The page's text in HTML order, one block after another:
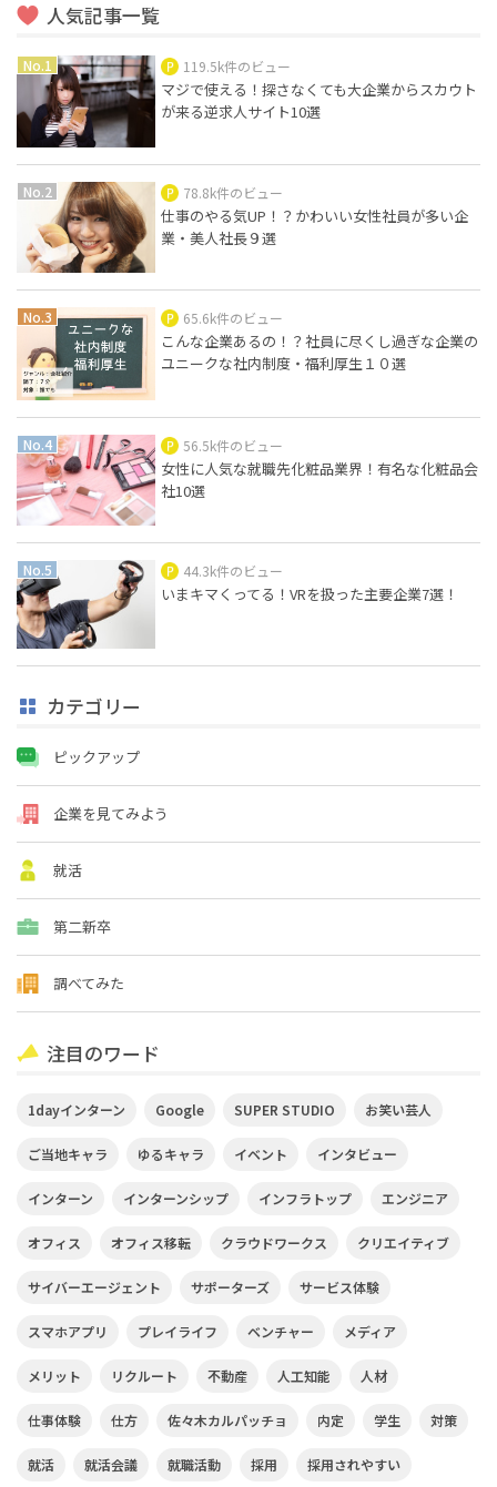
人気記事一覧
119.5k件のビュー
マジで使える！探さなくても大企業からスカウト
が来る逆求人サイト10選
78.8k件のビュー
仕事のやる気UP！？かわいい女性社員が多い企
業・美人社長９選
65.6k件のビュー
こんな企業あるの！？社員に尽くし過ぎな企業の
ユニークな社内制度・福利厚生１０選
56.5k件のビュー
女性に人気な就職先化粧品業界！有名な化粧品会
社10選
44.3k件のビュー
いまキマくってる！VRを扱った主要企業7選！
カテゴリー
ピックアップ
企業を見てみよう
就活
第二新卒
調べてみた
注目のワード
1dayインターン Google SUPER STUDIO お笑い芸人
ご当地キャラ ゆるキャラ イベント インタビュー
インターン インターンシップ インフラトップ エンジニア
オフィス オフィス移転 クラウドワークス クリエイティブ
サイバーエージェント サポーターズ サービス体験
スマホアプリ プレイライフ ベンチャー メディア
メリット リクルート 不動産 人工知能 人材
仕事体験 仕方 佐々木カルパッチョ 内定 学生 対策
就活 就活会議 就職活動 採用 採用されやすい